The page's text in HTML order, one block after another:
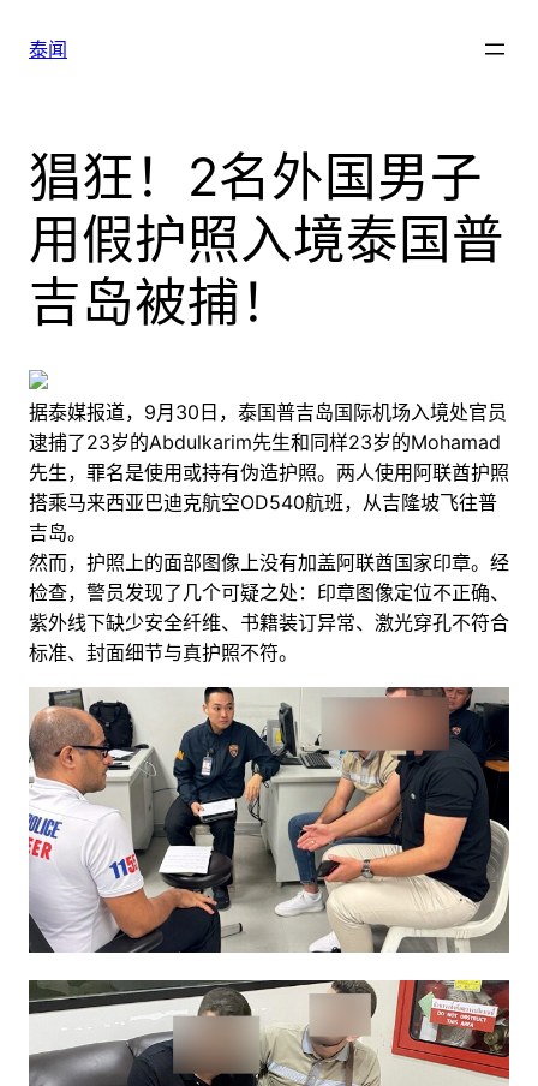
泰闻
猖狂！2名外国男子
用假护照入境泰国普
吉岛被捕！
据泰媒报道，9月30日，泰国普吉岛国际机场入境处官员
逮捕了23岁的Abdulkarim先生和同样23岁的Mohamad
先生，罪名是使用或持有伪造护照。两人使用阿联酋护照
搭乘马来西亚巴迪克航空OD540航班，从吉隆坡飞往普
吉岛。
然而，护照上的面部图像上没有加盖阿联酋国家印章。经
检查，警员发现了几个可疑之处：印章图像定位不正确、
紫外线下缺少安全纤维、书籍装订异常、激光穿孔不符合
标准、封面细节与真护照不符。